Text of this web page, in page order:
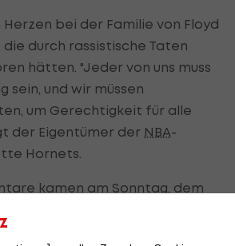
Herzen bei der Familie von Floyd
durch rassistische Taten
hätten. "Jeder von uns muss
sein, und wir müssen
um Gerechtigkeit für alle
der Eigentümer der NBA-
Hornets.
kamen am Sonntag, dem
US-Städte schwappten.